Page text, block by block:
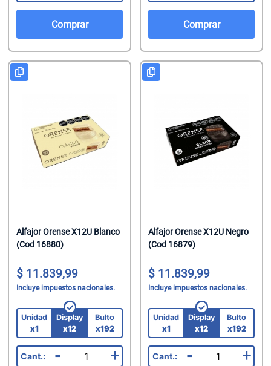
Comprar Comprar
Alfajor Orense X12U Blanco
(Cod 16880)
11.839,99
Incluye impuestos nacionales.
Unidad
x1
Display
x12
Bulto
x192
- +
Alfajor Orense X12U Negro
(Cod 16879)
11.839,99
Incluye impuestos nacionales.
Unidad
x1
Display
x12
Bulto
x192
- +